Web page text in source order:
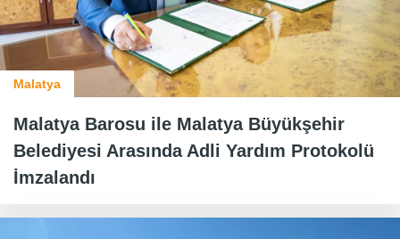
Malatya
Malatya Barosu ile Malatya Büyükşehir
Belediyesi Arasında Adli Yardım Protokolü
İmzalandı